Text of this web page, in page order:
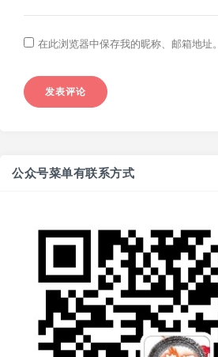
在此浏览器中保存我的昵称、邮箱地址。
公众号菜单有联系方式